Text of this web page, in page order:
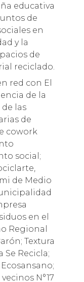
educativa
de
en
y la
de
reciclado.
red con El
de la
las
de
cowork
social;
de Medio
en el
Regional
Textura
Se Recicla;
N°17